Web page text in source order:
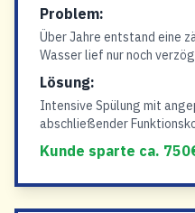
Problem:
Über Jahre entstand eine
Wasser lief nur noch
Lösung:
Intensive Spülung mit
abschließender
Kunde sparte ca.